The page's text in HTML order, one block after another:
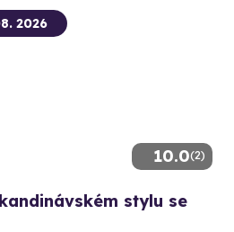
10.0(2)
2026
stylu se